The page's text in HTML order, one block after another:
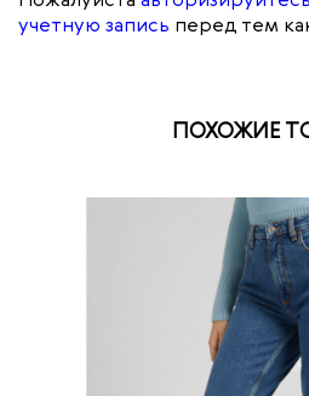
учетную запись перед тем
ПОХОЖИЕ